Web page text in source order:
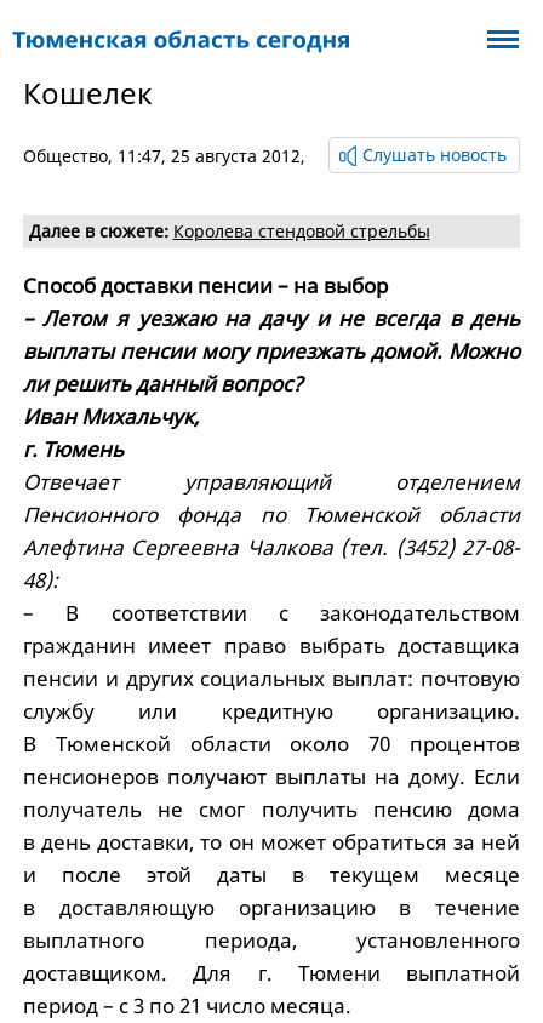
Кошелек
Общество, 11:47, 25 августа 2012, Слушать новость
Далее в сюжете: Королева стендовой стрельбы
Способ доставки пенсии – на выбор
– Летом я уезжаю на дачу и не всегда в день
выплаты пенсии могу приезжать домой. Можно
ли решить данный вопрос?
Иван Михальчук,
г. Тюмень
Отвечает управляющий отделением
Пенсионного фонда по Тюменской области
Алефтина Сергеевна Чалкова (тел. (3452) 27-08-
48):
– В соответствии с законодательством
гражданин имеет право выбрать доставщика
пенсии и других социальных выплат: почтовую
службу или кредитную организацию.
В Тюменской области около 70 процентов
пенсионеров получают выплаты на дому. Если
получатель не смог получить пенсию дома
в день доставки, то он может обратиться за ней
и после этой даты в текущем месяце
в доставляющую организацию в течение
выплатного периода, установленного
доставщиком. Для г. Тюмени выплатной
период – с 3 по 21 число месяца.